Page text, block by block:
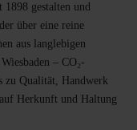
gestalten und
über eine reine
aus langlebigen
– CO₂-
zu Qualität, Handwerk
Herkunft und Haltung